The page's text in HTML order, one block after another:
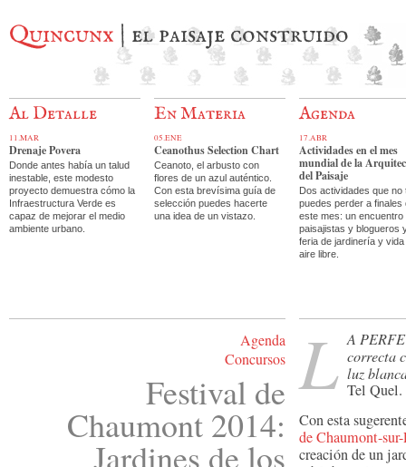
Quincunx | el paisaje construido
Al Detalle
11.MAR
Drenaje Povera
Donde antes había un talud
inestable, este modesto
proyecto demuestra cómo la
Infraestructura Verde es
capaz de mejorar el medio
ambiente urbano.
En Materia
05.ENE
Ceanothus Selection Chart
Ceanoto, el arbusto con
flores de un azul auténtico.
Con esta brevísima guía de
selección puedes hacerte
una idea de un vistazo.
Agenda
17.ABR
Actividades en el mes
mundial de la
del Paisaje
Dos actividades que no
puedes perder a finales
este mes: un encuentro
paisajistas y blogueros
feria de jardinería y vida
aire libre.
Agenda
Concursos
Festival de
Chaumont 2014:
Jardines de los
L a
correcta
luz
Tel
Con esta
de Chaumont-
creación de un